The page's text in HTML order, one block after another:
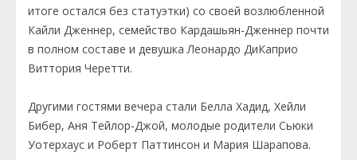
итоге остался без статуэтки) со своей возлюбленной
Кайли Дженнер, семейство Кардашьян-Дженнер почти
в полном составе и девушка Леонардо ДиКаприо
Виттория Черетти.
Другими гостями вечера стали Белла Хадид, Хейли
Бибер, Аня Тейлор-Джой, молодые родители Сьюки
Уотерхаус и Роберт Паттинсон и Мария Шарапова.